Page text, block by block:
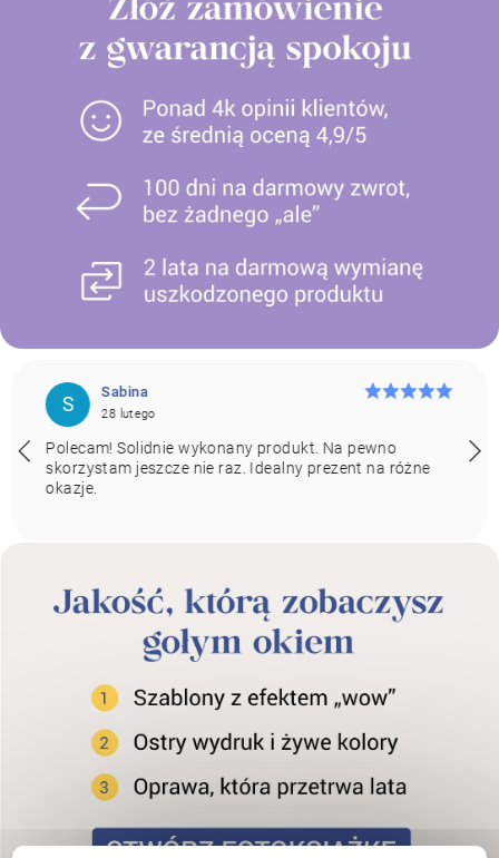
S
Sabina
28 lutego
Polecam! Solidnie wykonany produkt. Na pewno
skorzystam jeszcze nie raz. Idealny prezent na różne
okazje.